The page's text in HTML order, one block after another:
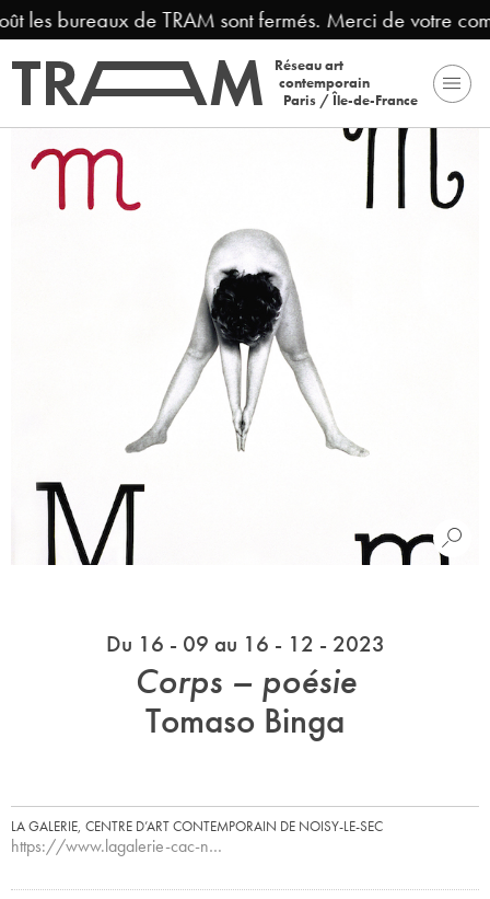
bureaux de TRAM sont fermés. Merci de votre
Réseau art
contemporain
Paris / Île-de-France
Du 16 - 09 au 16 - 12 - 2023
Corps – poésie
Tomaso Binga
LA GALERIE, CENTRE D’ART CONTEMPORAIN DE NOISY-LE-SEC
https://www.lagalerie-cac-n…